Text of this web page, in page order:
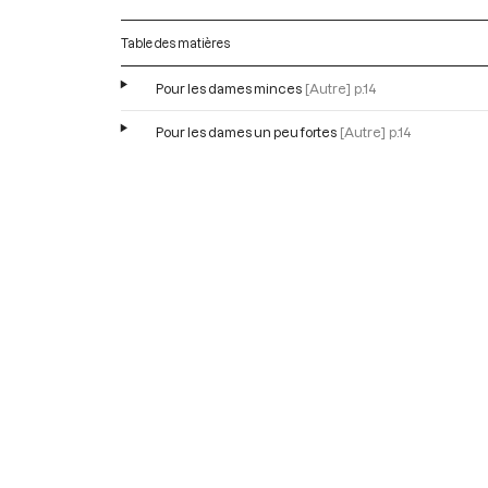
Table des matières
Pour les dames minces [Autre] p.14
Pour les dames un peu fortes [Autre] p.14